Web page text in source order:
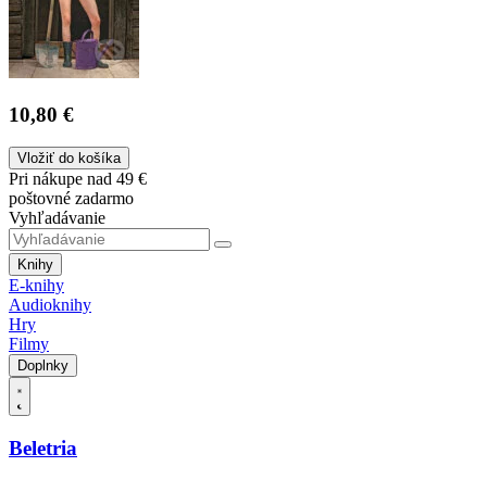
10,80 €
Vložiť do košíka
Pri nákupe nad 49 €
poštovné zadarmo
Vyhľadávanie
Knihy
E-knihy
Audioknihy
Hry
Filmy
Doplnky
Beletria